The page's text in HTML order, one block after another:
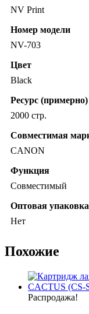
NV Print
Номер модели
NV-703
Цвет
Black
Ресурс (примерно)
2000 стр.
Совместимая
CANON
Функция
Совместимый
Оптовая упаковка
Нет
Похожие
Распродажа!